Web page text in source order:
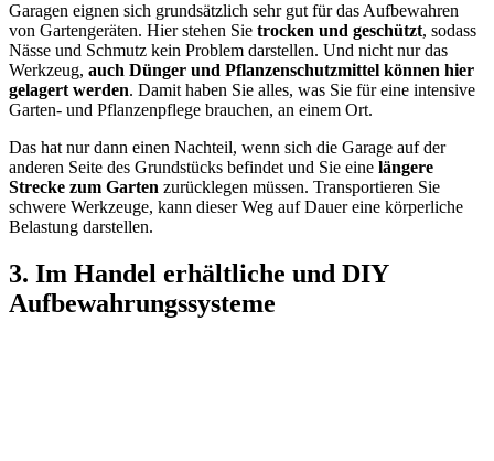
Garagen eignen sich grundsätzlich sehr gut für das Aufbewahren
von Gartengeräten. Hier stehen Sie trocken und geschützt, sodass
Nässe und Schmutz kein Problem darstellen. Und nicht nur das
Werkzeug, auch Dünger und Pflanzenschutzmittel können hier
gelagert werden. Damit haben Sie alles, was Sie für eine intensive
Garten- und Pflanzenpflege brauchen, an einem Ort.
Das hat nur dann einen Nachteil, wenn sich die Garage auf der
anderen Seite des Grundstücks befindet und Sie eine längere
Strecke zum Garten zurücklegen müssen. Transportieren Sie
schwere Werkzeuge, kann dieser Weg auf Dauer eine körperliche
Belastung darstellen.
3. Im Handel erhältliche und DIY
Aufbewahrungssysteme